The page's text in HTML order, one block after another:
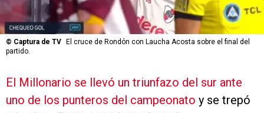
© Captura de TV
El cruce de Rondón con Laucha Acosta sobre el final del
partido.
El Millonario se llevó un triunfazo del sur ante
uno de los punteros del campeonato y se trepó